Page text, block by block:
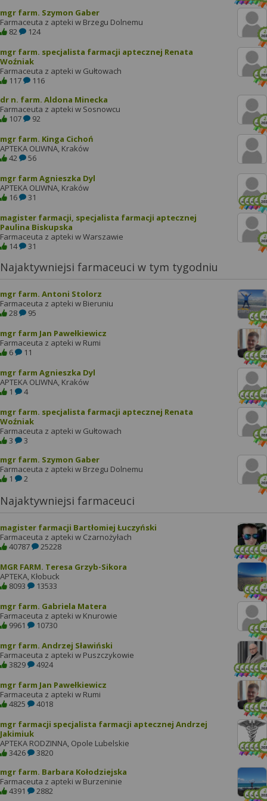
mgr farm. Szymon Gaber
Farmaceuta z apteki w Brzegu Dolnemu
82
124
mgr farm. specjalista farmacji aptecznej Renata
Woźniak
Farmaceuta z apteki w Gułtowach
117
116
dr n. farm. Aldona Minecka
Farmaceuta z apteki w Sosnowcu
107
92
mgr farm. Kinga Cichoń
APTEKA OLIWNA, Kraków
42
56
mgr farm Agnieszka Dyl
APTEKA OLIWNA, Kraków
16
31
magister farmacji, specjalista farmacji aptecznej
Paulina Biskupska
Farmaceuta z apteki w Warszawie
14
31
Najaktywniejsi farmaceuci w tym tygodniu
mgr farm. Antoni Stolorz
Farmaceuta z apteki w Bieruniu
28
95
mgr farm Jan Pawełkiewicz
Farmaceuta z apteki w Rumi
6
11
mgr farm Agnieszka Dyl
APTEKA OLIWNA, Kraków
1
4
mgr farm. specjalista farmacji aptecznej Renata
Woźniak
Farmaceuta z apteki w Gułtowach
3
3
mgr farm. Szymon Gaber
Farmaceuta z apteki w Brzegu Dolnemu
1
2
Najaktywniejsi farmaceuci
magister farmacji Bartłomiej Łuczyński
Farmaceuta z apteki w Czarnożyłach
40787
25228
MGR FARM. Teresa Grzyb-Sikora
APTEKA, Kłobuck
8093
13533
mgr farm. Gabriela Matera
Farmaceuta z apteki w Knurowie
9961
10730
mgr farm. Andrzej Sławiński
Farmaceuta z apteki w Puszczykowie
3829
4924
mgr farm Jan Pawełkiewicz
Farmaceuta z apteki w Rumi
4825
4018
mgr farmacji specjalista farmacji aptecznej Andrzej
Jakimiuk
APTEKA RODZINNA, Opole Lubelskie
3426
3820
mgr farm. Barbara Kołodziejska
Farmaceuta z apteki w Burzeninie
4391
2882